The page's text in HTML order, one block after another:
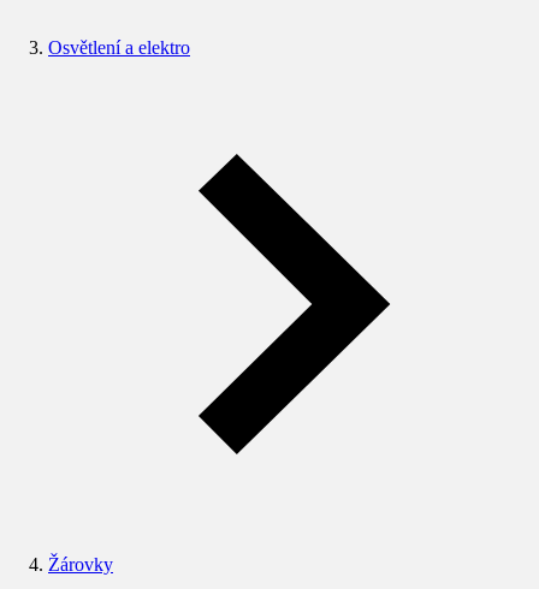
Osvětlení a elektro
Žárovky